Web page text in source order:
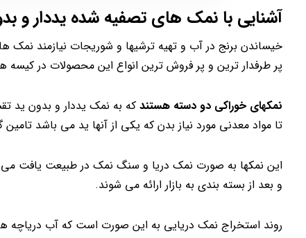
آشنایی با نمک های تصفیه شده یددار و
خیساندن برنج در آب و تهیه ترشیها و شوریجات نیازمند
پر طرفدار ترین و پر فروش ترین انواع این محصولات در کیسه های 10 یا 20 کیلویی بسته بندی می شوند و با این حجمها ارائه
نمکهای خوراکی دو دسته هستندکه به نمک یددار و بدون ید
تا مواد معدنی مورد نیاز بدن که یکی از آنها ید می باشد تامین
این نمکها به صورت نمک دریا و سنگ نمک در طبیعت یافت
و بعد از بسته بندی به بازار ارائه می شوند.
روند استخراج نمک دریایی به این صورت است که آب دریاچه